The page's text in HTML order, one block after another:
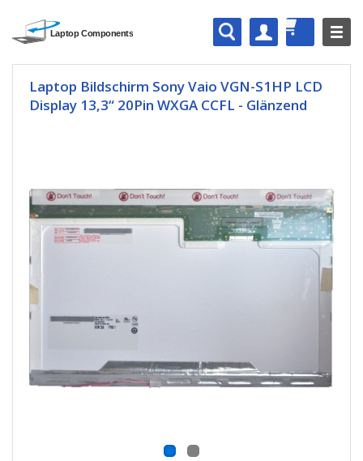
Laptop Bildschirm Sony Vaio VGN-S1HP LCD
Display 13,3“ 20Pin WXGA CCFL - Glänzend